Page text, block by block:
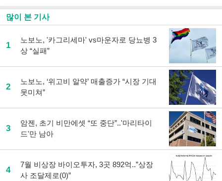
많이 본 기사
1
노보노, '카그리세마' vs마운자로 당뇨병 3
상 “실패”
2
노보노, ‘위고비 알약’ 매출증가 “시장 기대
못미쳐”
3
암젠, 초기 비만에셋 “또 중단”..'마리타이
드'만 남아
4
7월 비상장 바이오투자, 3곳 892억..”상장
사 조달제로(0)”